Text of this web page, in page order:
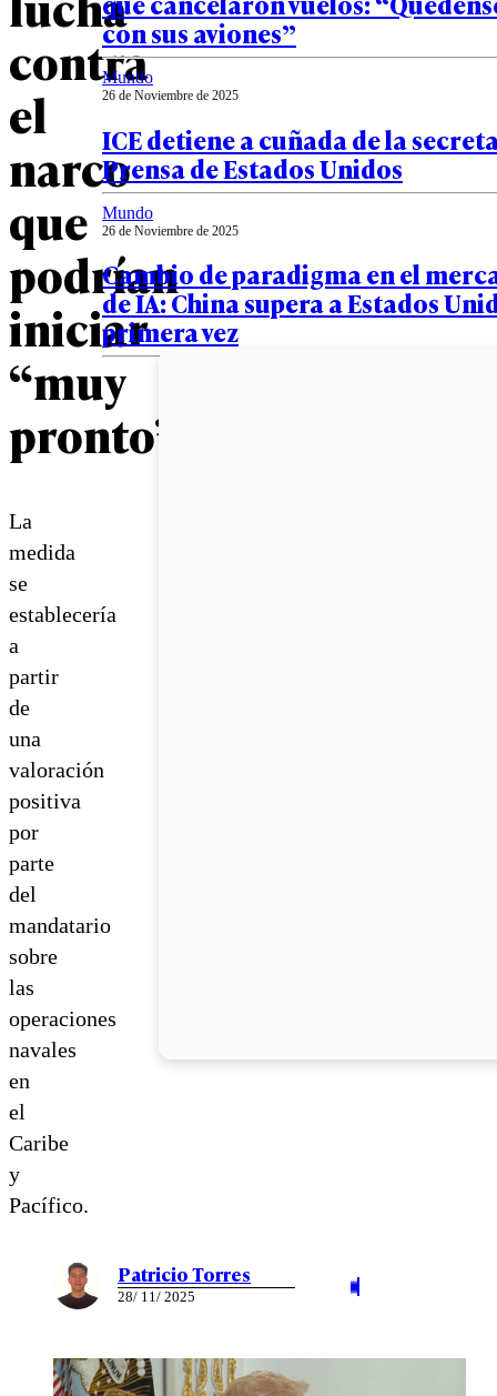
contra
el
narco
que
podrían
iniciar
“muy
pronto”
La
medida
se
establecería
a
partir
de
una
valoración
positiva
por
parte
del
mandatario
sobre
las
operaciones
navales
en
el
Caribe
y
Pacífico.
Patricio Torres
28/ 11/ 2025
con sus aviones”
Mundo
26 de Noviembre de 2025
ICE detiene a cuñada de la
Prensa de Estados Unidos
Mundo
26 de Noviembre de 2025
Cambio de paradigma en el
de IA: China supera a Estados
primera vez